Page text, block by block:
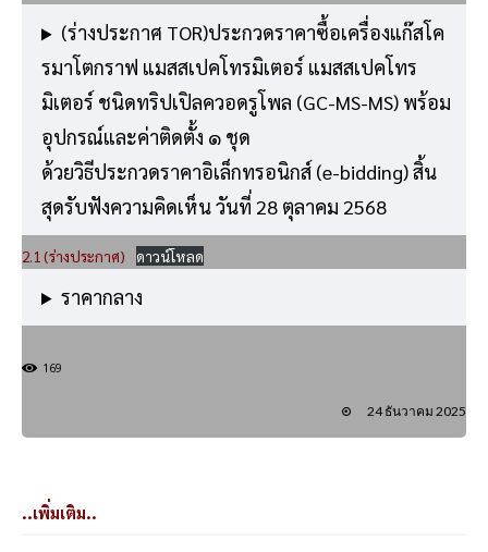
(ร่างประกาศ TOR)ประกวดราคาซื้อเครื่องแก๊สโค
รมาโตกราฟ แมสสเปคโทรมิเตอร์ แมสสเปคโทร
มิเตอร์ ชนิดทริปเปิลควอดรูโพล (GC-MS-MS) พร้อม
อุปกรณ์และค่าติดตั้ง ๑ ชุด
ด้วยวิธีประกวดราคาอิเล็กทรอนิกส์ (e-bidding) สิ้น
สุดรับฟังความคิดเห็น วันที่ 28 ตุลาคม 2568
2.1 (ร่างประกาศ) ดาวน์โหลด
ราคากลาง
169
24 ธันวาคม 2025
..เพิ่มเติม..